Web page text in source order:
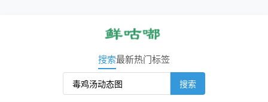
搜索最新热门标签
搜索